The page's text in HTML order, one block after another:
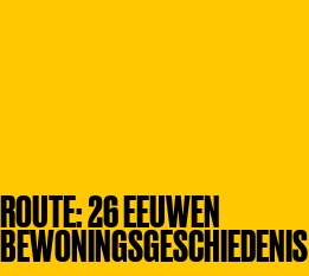
ROUTE: 26 EEUWEN
BEWONINGSGESCHIEDENIS